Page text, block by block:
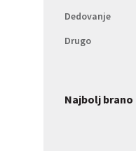
Dedovanje
Drugo
Najbolj brano